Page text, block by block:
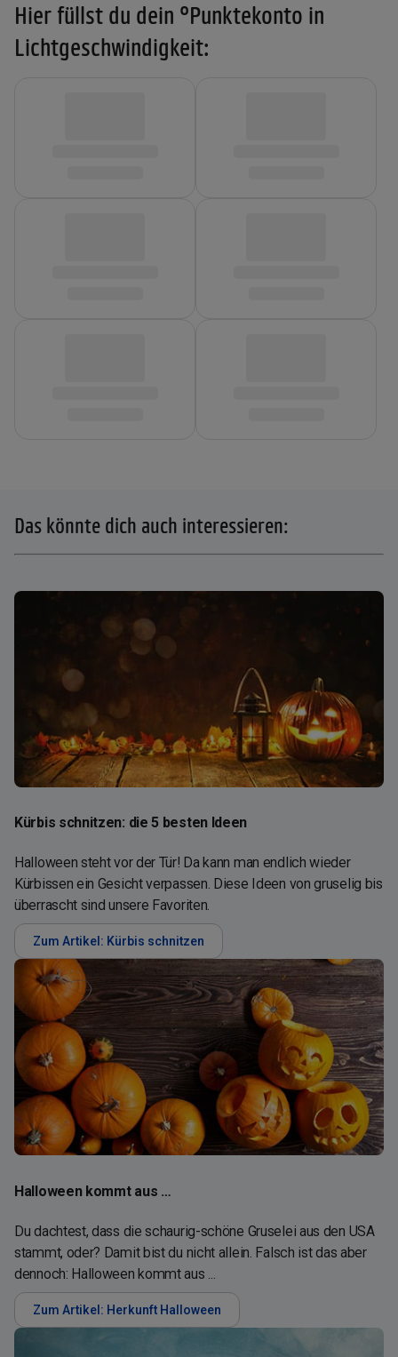
Hier füllst du dein °Punktekonto in
Lichtgeschwindigkeit:
Das könnte dich auch interessieren:
Kürbis schnitzen: die 5 besten Ideen
Halloween steht vor der Tür! Da kann man endlich wieder
Kürbissen ein Gesicht verpassen. Diese Ideen von gruselig bis
überrascht sind unsere Favoriten.
Zum Artikel: Kürbis schnitzen
Halloween kommt aus …
Du dachtest, dass die schaurig-schöne Gruselei aus den USA
stammt, oder? Damit bist du nicht allein. Falsch ist das aber
dennoch: Halloween kommt aus ...
Zum Artikel: Herkunft Halloween